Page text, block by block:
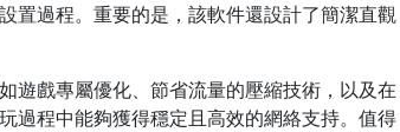
置過程。重要的是，該軟件還設計了簡潔直觀
遊戲專屬優化、節省流量的壓縮技術，以及在
過程中能夠獲得穩定且高效的網絡支持。值得